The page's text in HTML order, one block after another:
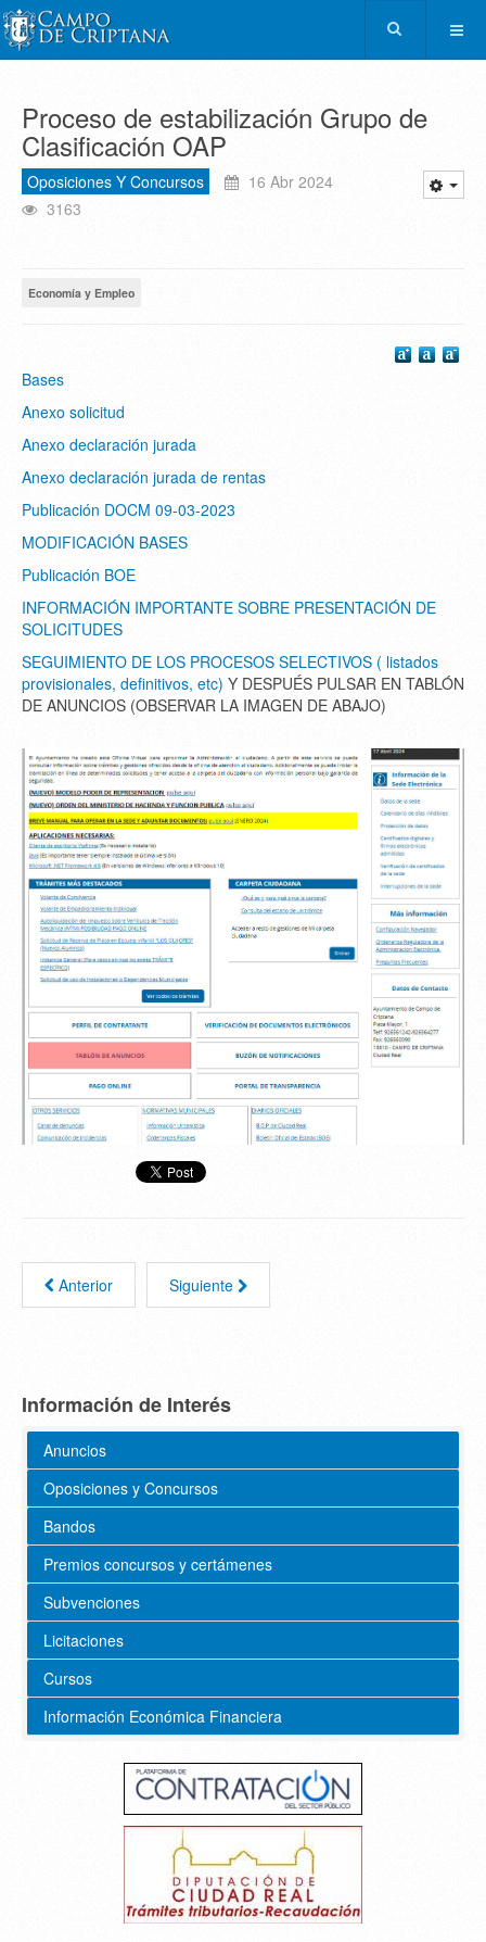
Proceso de estabilización Grupo de
Clasificación OAP
Oposiciones Y Concursos
16 Abr 2024
3163
Economía y Empleo
Bases
Anexo solicitud
Anexo declaración jurada
Anexo declaración jurada de rentas
Publicación DOCM 09-03-2023
MODIFICACIÓN BASES
Publicación BOE
INFORMACIÓN IMPORTANTE SOBRE PRESENTACIÓN DE
SOLICITUDES
SEGUIMIENTO DE LOS PROCESOS SELECTIVOS ( listados
provisionales, definitivos, etc) Y DESPUÉS PULSAR EN TABLÓN
DE ANUNCIOS (OBSERVAR LA IMAGEN DE ABAJO)
Anterior Siguiente
Información de Interés
Anuncios
Oposiciones y Concursos
Bandos
Premios concursos y certámenes
Subvenciones
Licitaciones
Cursos
Información Económica Financiera